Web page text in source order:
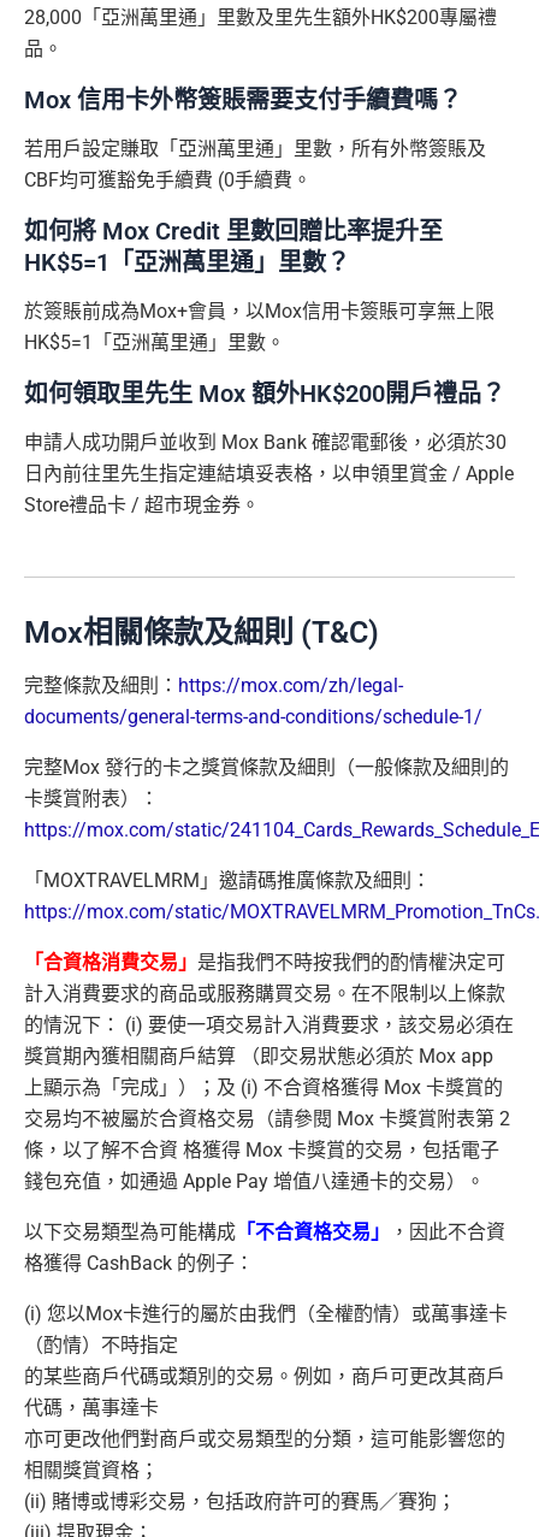
28,000「亞洲萬里通」里數及里先生額外HK$200專屬禮
品。
Mox 信用卡外幣簽賬需要支付手續費嗎？
若用戶設定賺取「亞洲萬里通」里數，所有外幣簽賬及
CBF均可獲豁免手續費 (0手續費。
如何將 Mox Credit 里數回贈比率提升至
HK$5=1「亞洲萬里通」里數？
於簽賬前成為Mox+會員，以Mox信用卡簽賬可享無上限
HK$5=1「亞洲萬里通」里數。
如何領取里先生 Mox 額外HK$200開戶禮品？
申請人成功開戶並收到 Mox Bank 確認電郵後，必須於30
日內前往里先生指定連結填妥表格，以申領里賞金 / Apple
Store禮品卡 / 超市現金券。
Mox相關條款及細則 (T&C)
完整條款及細則： https://mox.com/zh/legal-
documents/general-terms-and-conditions/schedule-1/
完整Mox 發行的卡之獎賞條款及細則（一般條款及細則的
卡獎賞附表）：
https://mox.com/static/
「MOXTRAVELMRM」邀請碼推廣條款及細則：
https://mox.com/static/
「合資格消費交易」 是指我們不時按我們的酌情權決定可
計入消費要求的商品或服務購買交易。在不限制以上條款
的情況下： (i) 要使一項交易計入消費要求，該交易必須在
獎賞期內獲相關商戶結算 （即交易狀態必須於 Mox app
上顯示為「完成」）；及 (i) 不合資格獲得 Mox 卡獎賞的
交易均不被屬於合資格交易（請參閱 Mox 卡獎賞附表第 2
條，以了解不合資 格獲得 Mox 卡獎賞的交易，包括電子
錢包充值，如通過 Apple Pay 增值八達通卡的交易）。
以下交易類型為可能構成 「不合資格交易」
，因此不合資
格獲得 CashBack 的例子：
(i) 您以Mox卡進行的屬於由我們（全權酌情）或萬事達卡
（酌情）不時指定
的某些商戶代碼或類別的交易。例如，商戶可更改其商戶
代碼，萬事達卡
亦可更改他們對商戶或交易類型的分類，這可能影響您的
相關獎賞資格；
(ii) 賭博或博彩交易，包括政府許可的賽馬／賽狗；